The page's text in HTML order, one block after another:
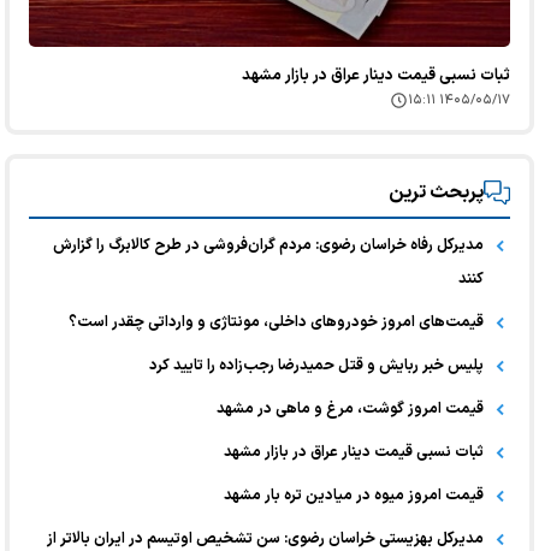
ثبات نسبی قیمت دینار عراق در بازار مشهد
۱۴۰۵/۰۵/۱۷ ۱۵:۱۱
پربحث ترین
مدیرکل رفاه خراسان رضوی: مردم گران‌فروشی در طرح کالابرگ را گزارش
کنند
قیمت‌های امروز خودرو‌های داخلی، مونتاژی و وارداتی چقدر است؟
پلیس خبر ربایش و قتل حمیدرضا رجب‌زاده را تایید کرد
قیمت امروز گوشت، مرغ و ماهی در مشهد
ثبات نسبی قیمت دینار عراق در بازار مشهد
قیمت امروز میوه در میادین تره بار مشهد
مدیرکل بهزیستی خراسان رضوی: سن تشخیص اوتیسم در ایران بالاتر از